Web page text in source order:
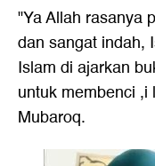
"Ya Allah rasanya
dan sangat indah,
Islam di ajarkan
untuk membenci
Mubaroq.